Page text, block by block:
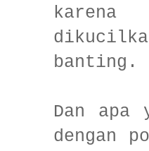
banting.
Dan apa
dengan